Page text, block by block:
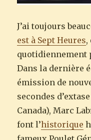
J’ai toujours
est à Sept Heures,
quotidiennement
Dans la dernière
émission de
secondes
Canada), Marc
font l’historique